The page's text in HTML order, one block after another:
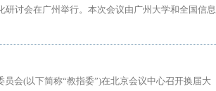
讨会在广州举行。本次会议由广州大学和全国信息
会(以下简称“教指委”)在北京会议中心召开换届大